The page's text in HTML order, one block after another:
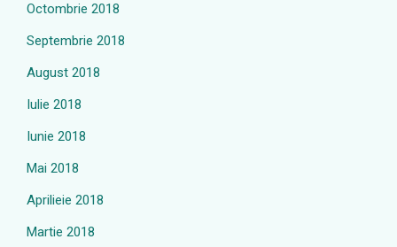
Octombrie 2018
Septembrie 2018
August 2018
Iulie 2018
Iunie 2018
Mai 2018
Aprilieie 2018
Martie 2018